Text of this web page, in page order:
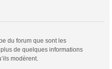
du forum que sont les
de quelques informations
modèrent.